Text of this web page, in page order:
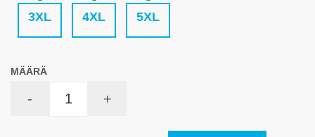
3XL 4XL 5XL
MÄÄRÄ
- +